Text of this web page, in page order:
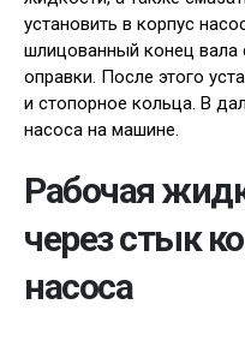
установить в корпус
шлицованный конец
оправки. После этого
и стопорное кольца. В
насоса на машине.
Рабочая
через стык
насоса